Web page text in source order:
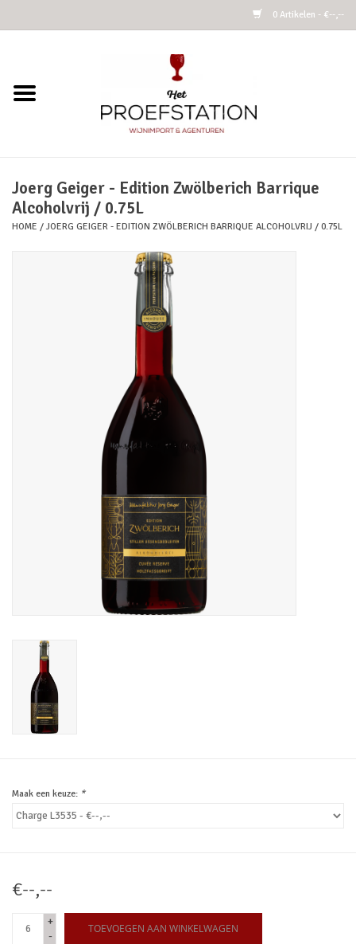
0 Artikelen - €--,--
Cider
Joerg Geiger - Edition Zwölberich Barrique
Alcoholvrij / 0.75L
HOME / JOERG GEIGER - EDITION ZWÖLBERICH BARRIQUE ALCOHOLVRIJ / 0.75L
Maak een keuze: *
€--,--
+
-
TOEVOEGEN AAN WINKELWAGEN